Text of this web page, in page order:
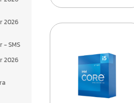
2026
- SMS
2026